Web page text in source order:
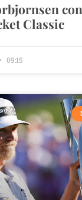
Classic
09:15